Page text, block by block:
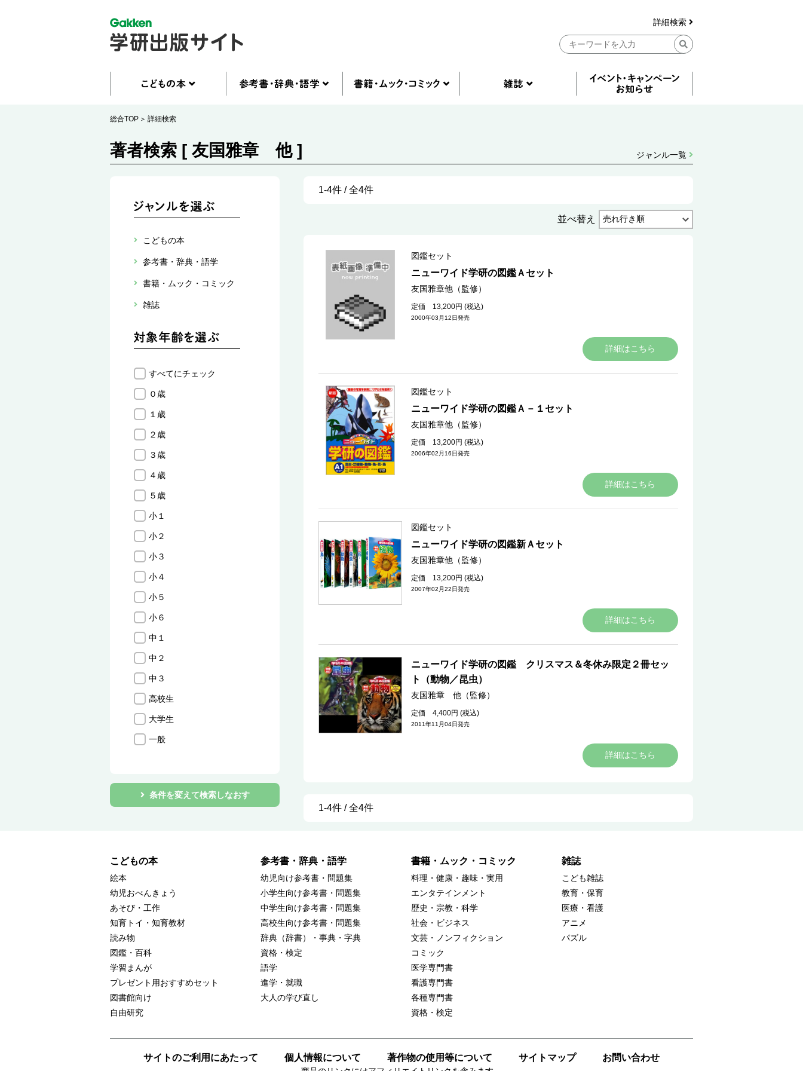
詳細検索
総合TOP 詳細検索
著者検索 [ 友国雅章 他 ] ジャンル一覧
こどもの本
参考書・辞典・語学
書籍・ムック・コミック
雑誌
すべてにチェック
０歳
１歳
２歳
３歳
４歳
５歳
小１
小２
小３
小４
小５
小６
中１
中２
中３
高校生
大学生
一般
条件を変えて検索しなおす
1-4件 / 全4件
並べ替え
図鑑セット
ニューワイド学研の図鑑Ａセット
友国雅章他（監修）
定価 13,200円 (税込)
2000年03月12日発売
詳細はこちら
図鑑セット
ニューワイド学研の図鑑Ａ－１セット
友国雅章他（監修）
定価 13,200円 (税込)
2006年02月16日発売
詳細はこちら
図鑑セット
ニューワイド学研の図鑑新Ａセット
友国雅章他（監修）
定価 13,200円 (税込)
2007年02月22日発売
詳細はこちら
ニューワイド学研の図鑑 クリスマス＆冬休み限定２冊セッ
ト（動物／昆虫）
友国雅章 他（監修）
定価 4,400円 (税込)
2011年11月04日発売
詳細はこちら
1-4件 / 全4件
こどもの本
絵本
幼児おべんきょう
あそび・工作
知育トイ・知育教材
読み物
図鑑・百科
学習まんが
プレゼント用おすすめセット
図書館向け
自由研究
参考書・辞典・語学
幼児向け参考書・問題集
小学生向け参考書・問題集
中学生向け参考書・問題集
高校生向け参考書・問題集
辞典（辞書）・事典・字典
資格・検定
語学
進学・就職
大人の学び直し
書籍・ムック・コミック
料理・健康・趣味・実用
エンタテインメント
歴史・宗教・科学
社会・ビジネス
文芸・ノンフィクション
コミック
医学専門書
看護専門書
各種専門書
資格・検定
雑誌
こども雑誌
教育・保育
医療・看護
アニメ
パズル
サイトのご利用にあたって 個人情報について 著作物の使用等について サイトマップ お問い合わせ